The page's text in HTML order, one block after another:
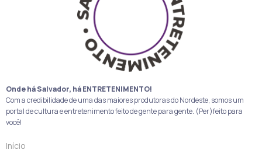
Onde há Salvador, há ENTRETENIMENTO!
Com a credibilidade de uma das maiores produtoras do Nordeste, somos um
portal de cultura e entretenimento feito de gente para gente. (Per)feito para
você!
Início